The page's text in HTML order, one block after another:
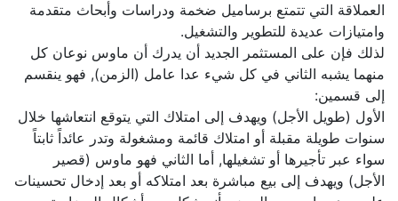
العملاقة التي تتمتع برساميل ضخمة ودراسات وأبحاث متقدمة
وامتيازات عديدة للتطوير والتشغيل.
لذلك فإن على المستثمر الجديد أن يدرك أن ماوس نوعان كل
منهما يشبه الثاني في كل شيء عدا عامل (الزمن), فهو ينقسم
إلى قسمين:
الأول (طويل الأجل) ويهدف إلى امتلاك التي يتوقع انتعاشها خلال
سنوات طويلة مقبلة أو امتلاك قائمة ومشغولة وتدر عائداً ثابتاً
سواء عبر تأجيرها أو تشغيلها, أما الثاني فهو ماوس (قصير
الأجل) ويهدف إلى بيع مباشرة بعد امتلاكه أو بعد إدخال تحسينات